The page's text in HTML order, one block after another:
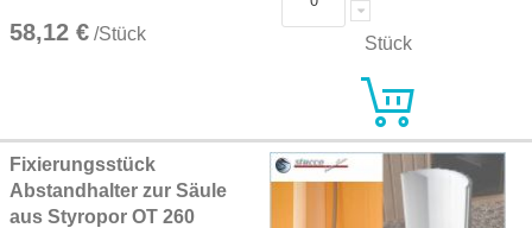
58,12 € /Stück Stück
Fixierungsstück
Abstandhalter zur Säule
aus Styropor OT 260